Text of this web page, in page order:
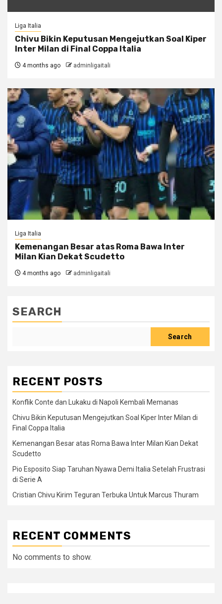
Liga Italia
Chivu Bikin Keputusan Mengejutkan Soal Kiper
Inter Milan di Final Coppa Italia
4 months ago adminligaitali
Liga Italia
Kemenangan Besar atas Roma Bawa Inter
Milan Kian Dekat Scudetto
4 months ago adminligaitali
SEARCH
Search
RECENT POSTS
Konflik Conte dan Lukaku di Napoli Kembali Memanas
Chivu Bikin Keputusan Mengejutkan Soal Kiper Inter Milan di
Final Coppa Italia
Kemenangan Besar atas Roma Bawa Inter Milan Kian Dekat
Scudetto
Pio Esposito Siap Taruhan Nyawa Demi Italia Setelah Frustrasi
di Serie A
Cristian Chivu Kirim Teguran Terbuka Untuk Marcus Thuram
RECENT COMMENTS
No comments to show.